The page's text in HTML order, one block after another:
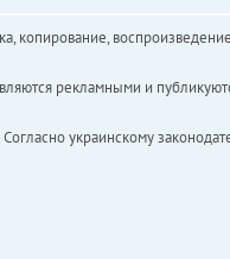
копирование,
рекламными и
украинскому